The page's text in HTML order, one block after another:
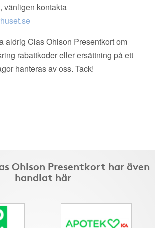
vänligen kontakta
aldrig Clas Ohlson Presentkort om
rabattkoder eller ersättning på ett
hanteras av oss. Tack!
Ohlson Presentkort har även
handlat här